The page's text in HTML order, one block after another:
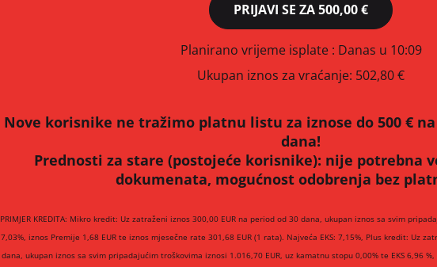
PRIJAVI SE ZA500,00 €
Planirano vrijeme isplate : Danas u 10:09
Ukupan iznos za vraćanje: 502,80 €
Nove korisnike ne tražimo platnu listu za iznose do 500 €
dana!
Prednosti za stare (postojeće korisnike): nije potrebna
dokumenata, mogućnost odobrenja bez
PRIMJER KREDITA: Mikro kredit: Uz zatraženi iznos 300,00 EUR na period od 30 dana, ukupan iznos sa svim
7,03%, iznos Premije 1,68 EUR te iznos mjesečne rate 301,68 EUR (1 rata). Najveća EKS: 7,15%, Plus kredit: Uz
dana, ukupan iznos sa svim pripadajućim troškovima iznosi 1.016,70 EUR, uz kamatnu stopu 0,00% te EKS 6,96